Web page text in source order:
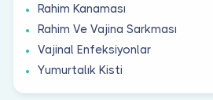
Rahim Kanaması
Rahim Ve Vajina Sarkması
Vajinal Enfeksiyonlar
Yumurtalık Kisti